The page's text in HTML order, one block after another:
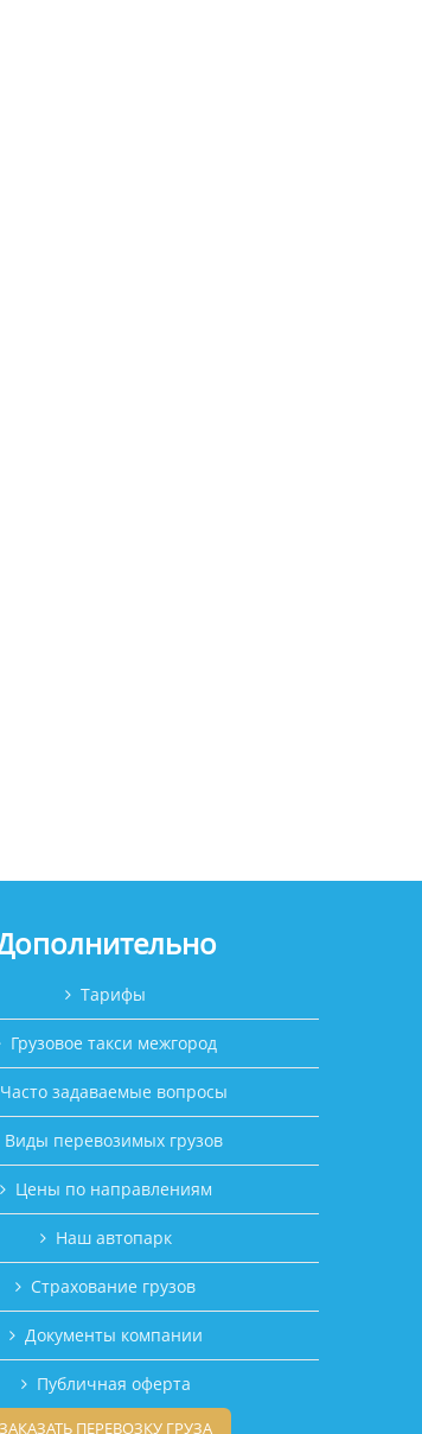
Тарифы
Грузовое такси межгород
Часто задаваемые вопросы
Виды перевозимых грузов
Цены по направлениям
Наш автопарк
Страхование грузов
Документы компании
Публичная оферта
ЗАКАЗАТЬ ПЕРЕВОЗКУ ГРУЗА